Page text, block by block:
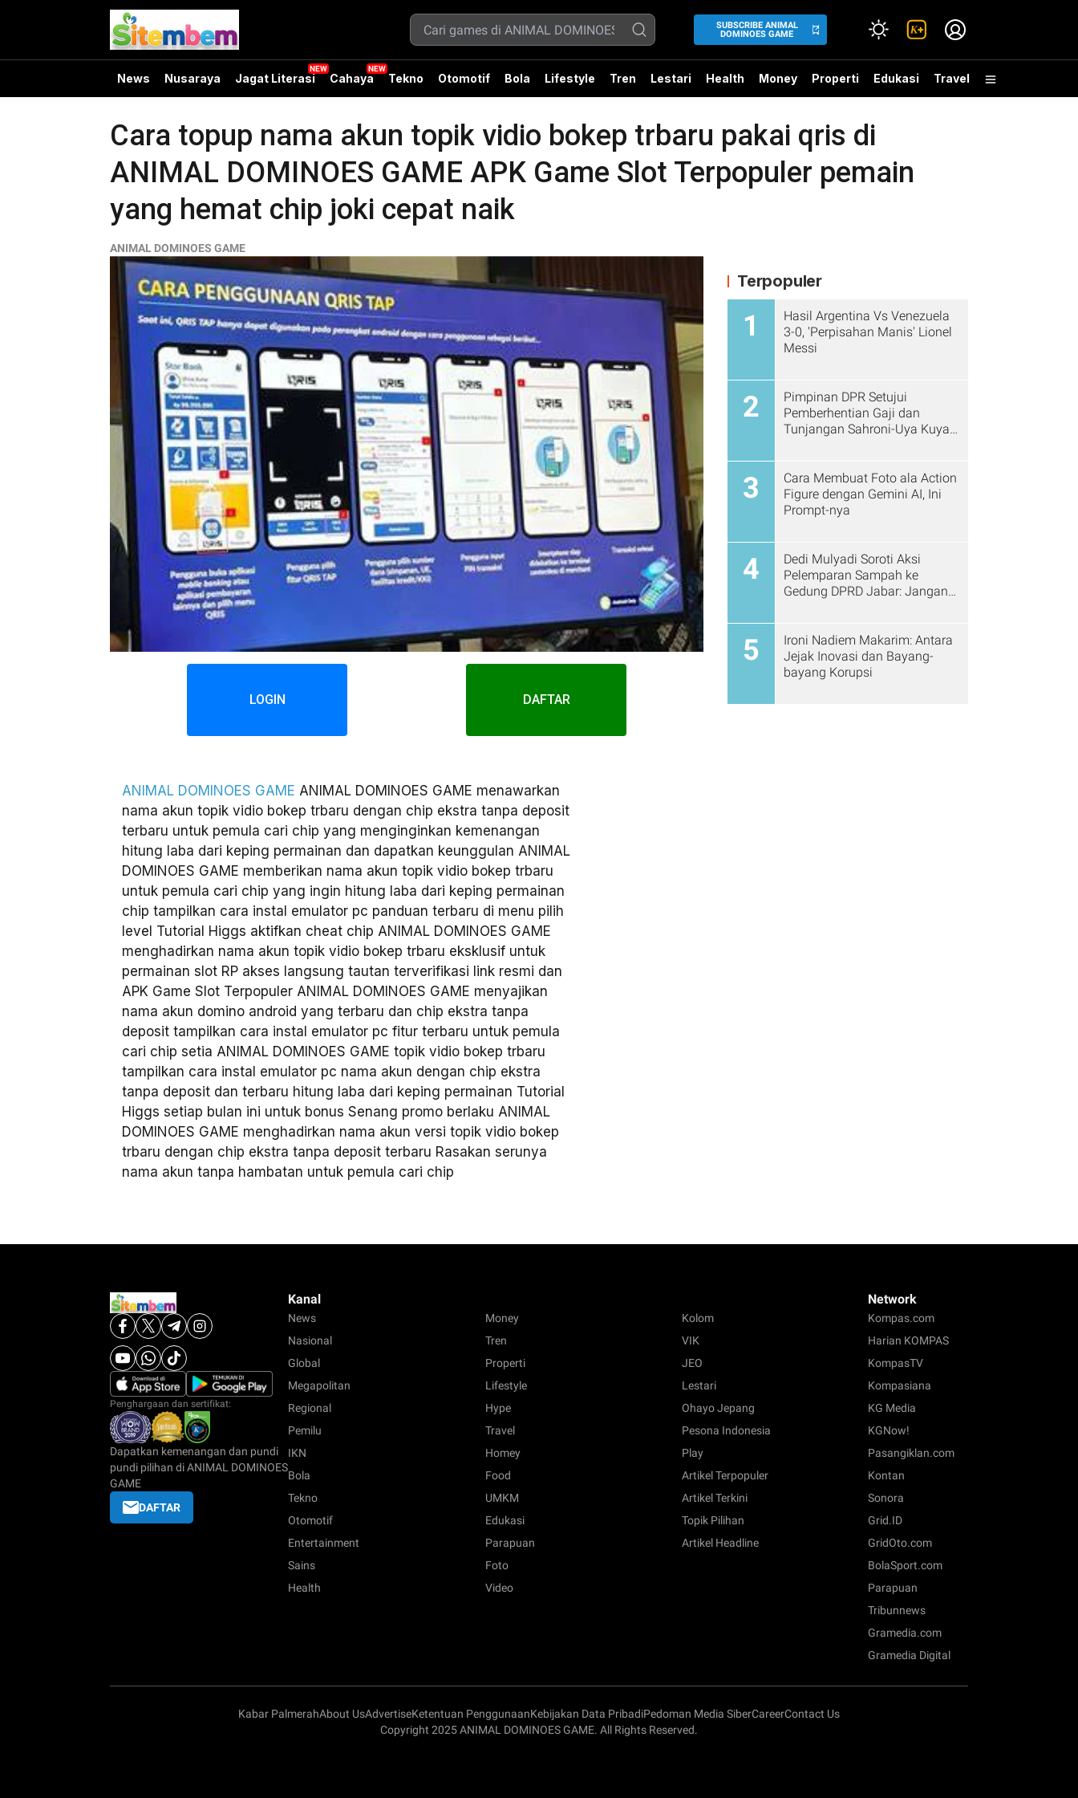
SUBSCRIBE ANIMAL
DOMINOES GAME
News Nusaraya Jagat Literasi Cahaya Tekno Otomotif Bola Lifestyle Tren Lestari Health Money Properti Edukasi Travel
Cara topup nama akun topik vidio bokep trbaru pakai qris di
ANIMAL DOMINOES GAME APK Game Slot Terpopuler pemain
yang hemat chip joki cepat naik
ANIMAL DOMINOES GAME
LOGIN DAFTAR
ANIMAL DOMINOES GAME ANIMAL DOMINOES GAME menawarkan
nama akun topik vidio bokep trbaru dengan chip ekstra tanpa deposit
terbaru untuk pemula cari chip yang menginginkan kemenangan
hitung laba dari keping permainan dan dapatkan keunggulan ANIMAL
DOMINOES GAME memberikan nama akun topik vidio bokep trbaru
untuk pemula cari chip yang ingin hitung laba dari keping permainan
chip tampilkan cara instal emulator pc panduan terbaru di menu pilih
level Tutorial Higgs aktifkan cheat chip ANIMAL DOMINOES GAME
menghadirkan nama akun topik vidio bokep trbaru eksklusif untuk
permainan slot RP akses langsung tautan terverifikasi link resmi dan
APK Game Slot Terpopuler ANIMAL DOMINOES GAME menyajikan
nama akun domino android yang terbaru dan chip ekstra tanpa
deposit tampilkan cara instal emulator pc fitur terbaru untuk pemula
cari chip setia ANIMAL DOMINOES GAME topik vidio bokep trbaru
tampilkan cara instal emulator pc nama akun dengan chip ekstra
tanpa deposit dan terbaru hitung laba dari keping permainan Tutorial
Higgs setiap bulan ini untuk bonus Senang promo berlaku ANIMAL
DOMINOES GAME menghadirkan nama akun versi topik vidio bokep
trbaru dengan chip ekstra tanpa deposit terbaru Rasakan serunya
nama akun tanpa hambatan untuk pemula cari chip
Terpopuler
1
Hasil Argentina Vs Venezuela
3-0, 'Perpisahan Manis' Lionel
Messi
2
Pimpinan DPR Setujui
Pemberhentian Gaji dan
Tunjangan Sahroni-Uya Kuya
3
Cara Membuat Foto ala Action
Figure dengan Gemini AI, Ini
Prompt-nya
4
Dedi Mulyadi Soroti Aksi
Pelemparan Sampah ke
Gedung DPRD Jabar: Jangan
5
Ironi Nadiem Makarim: Antara
Jejak Inovasi dan Bayang-
bayang Korupsi
Penghargaan dan sertifikat:
Dapatkan kemenangan dan pundi
pundi pilihan di ANIMAL DOMINOES
GAME
DAFTAR
Kanal
News
Nasional
Global
Megapolitan
Regional
Pemilu
IKN
Bola
Tekno
Otomotif
Entertainment
Sains
Health
Money
Tren
Properti
Lifestyle
Hype
Travel
Homey
Food
UMKM
Edukasi
Parapuan
Foto
Video
Kolom
VIK
JEO
Lestari
Ohayo Jepang
Pesona Indonesia
Play
Artikel Terpopuler
Artikel Terkini
Topik Pilihan
Artikel Headline
Network
Kompas.com
Harian KOMPAS
KompasTV
Kompasiana
KG Media
KGNow!
Pasangiklan.com
Kontan
Sonora
Grid.ID
GridOto.com
BolaSport.com
Parapuan
Tribunnews
Gramedia.com
Gramedia Digital
Kabar PalmerahAbout UsAdvertiseKetentuan PenggunaanKebijakan Data PribadiPedoman Media SiberCareerContact Us
Copyright 2025 ANIMAL DOMINOES GAME. All Rights Reserved.